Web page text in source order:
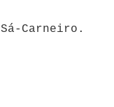
Carneiro.